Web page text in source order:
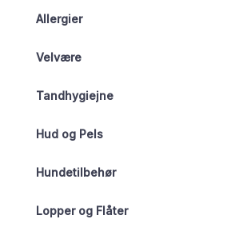
Allergier
Velvære
Tandhygiejne
Hud og Pels
Hundetilbehør
Lopper og Flåter